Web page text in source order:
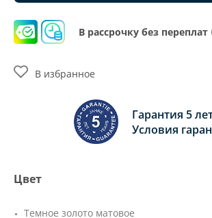
В рассрочку без переплат
Гарантия 5
Условия
В избранное
Цвет
Темное золото матовое